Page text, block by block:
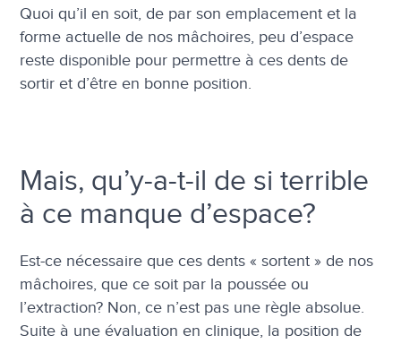
Quoi qu’il en soit, de par son emplacement et la
forme actuelle de nos mâchoires, peu d’espace
reste disponible pour permettre à ces dents de
sortir et d’être en bonne position.
Mais, qu’y-a-t-il de si terrible
à ce manque d’espace?
Est-ce nécessaire que ces dents « sortent » de nos
mâchoires, que ce soit par la poussée ou
l’extraction? Non, ce n’est pas une règle absolue.
Suite à une évaluation en clinique, la position de